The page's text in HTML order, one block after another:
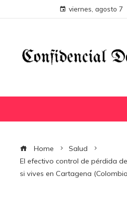
viernes, agosto 7
Home
Salud
El efectivo control de pérdida
si vives en Cartagena